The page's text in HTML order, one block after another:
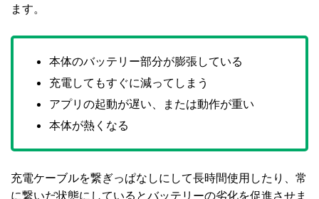
ます。
本体のバッテリー部分が膨張している
充電してもすぐに減ってしまう
アプリの起動が遅い、または動作が重い
本体が熱くなる
充電ケーブルを繋ぎっぱなしにして長時間使用したり、常
に繋いだ状態にしているとバッテリーの劣化を促進させま